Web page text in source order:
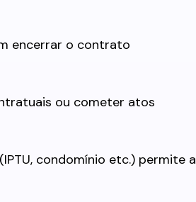
encerrar o contrato
ou cometer atos
condomínio etc.) permite a